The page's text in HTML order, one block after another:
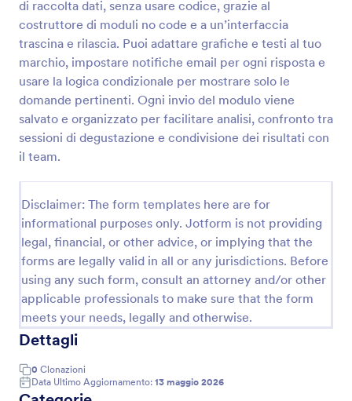
di raccolta dati, senza usare codice, grazie al
costruttore di moduli no code e a un’interfaccia
trascina e rilascia. Puoi adattare grafiche e testi al tuo
marchio, impostare notifiche email per ogni risposta e
usare la logica condizionale per mostrare solo le
domande pertinenti. Ogni invio del modulo viene
salvato e organizzato per facilitare analisi, confronto tra
sessioni di degustazione e condivisione dei risultati con
il team.
Disclaimer: The form templates here are for
informational purposes only. Jotform is not providing
legal, financial, or other advice, or implying that the
forms are legally valid in all or any jurisdictions. Before
using any such form, consult an attorney and/or other
applicable professionals to make sure that the form
meets your needs, legally and otherwise.
Dettagli
0 Clonazioni
Data Ultimo Aggiornamento: 13 maggio 2026
Questionario Di Valutazione Nuovo Prodotto
Raccogli feedback su qualità, utilità e percezione del
valore con il Questionario di Valutazione Nuovo
Prodotto, utile a team prodotto e marketing per
miglioramenti.
Go to Category:
Template Sondaggio
Usa Template
Anteprima